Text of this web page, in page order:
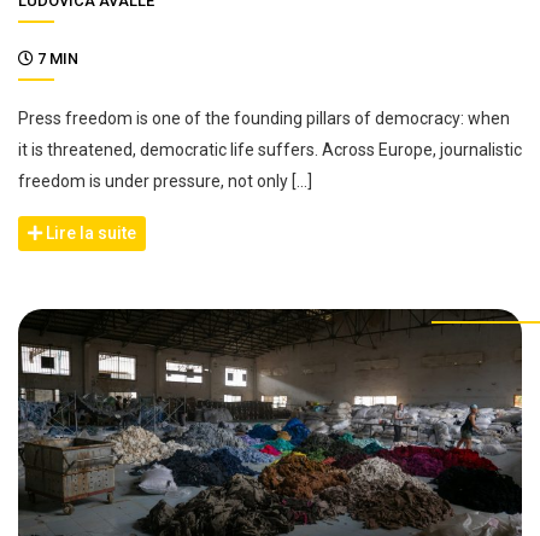
7 MIN
Press freedom is one of the founding pillars of democracy: when
it is threatened, democratic life suffers. Across Europe, journalistic
freedom is under pressure, not only […]
Lire la suite